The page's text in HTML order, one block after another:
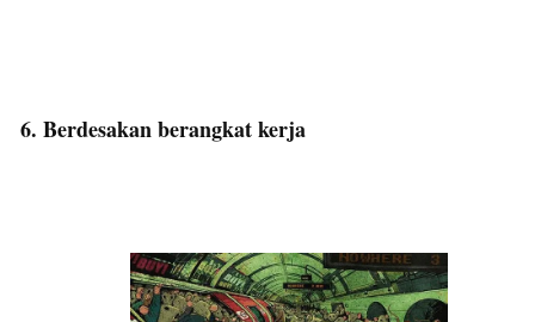
6. Berdesakan berangkat kerja